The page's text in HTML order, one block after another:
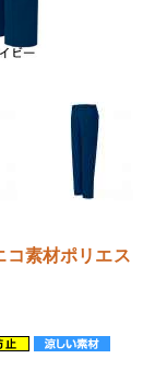
コ素材ポリエス